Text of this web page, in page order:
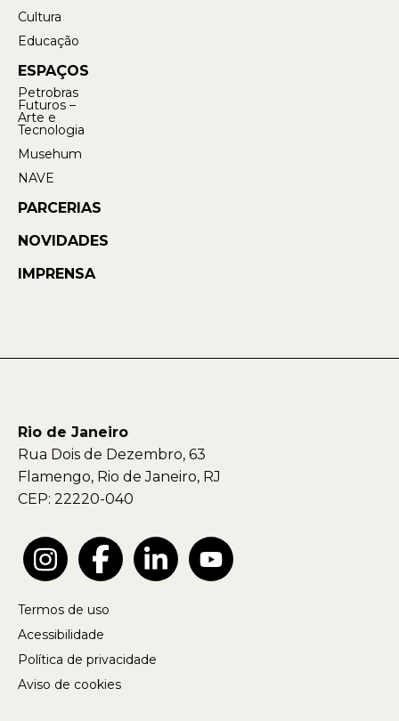
Cultura
Educação
ESPAÇOS
Petrobras
Futuros –
Arte e
Tecnologia
Musehum
NAVE
PARCERIAS
NOVIDADES
IMPRENSA
Rio de Janeiro
Rua Dois de Dezembro, 63
Flamengo, Rio de Janeiro, RJ
CEP: 22220-040
Termos de uso
Acessibilidade
Política de privacidade
Aviso de cookies